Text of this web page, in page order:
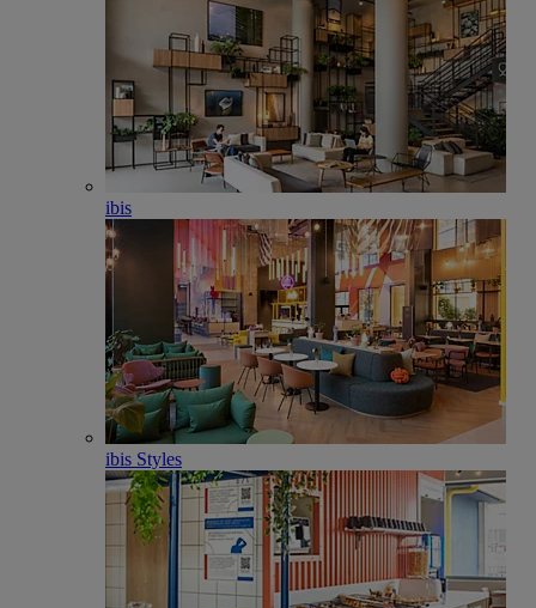
ibis
ibis Styles